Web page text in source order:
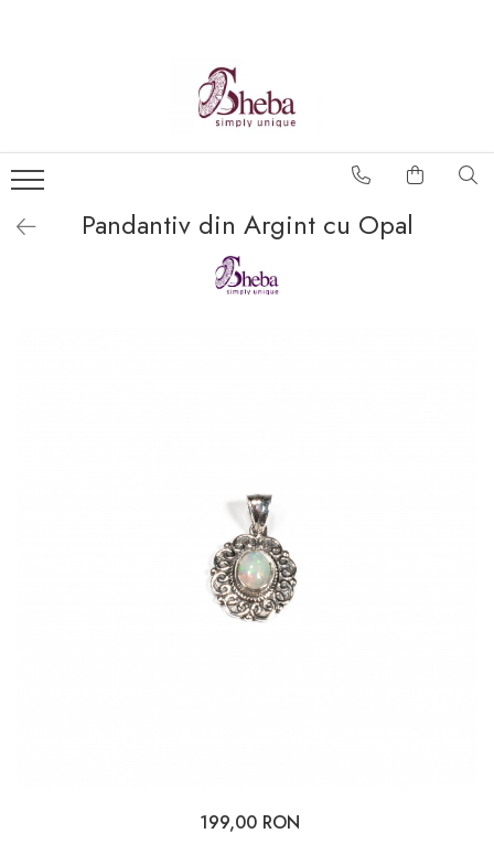
Pandantiv din Argint cu Opal
199,00 RON